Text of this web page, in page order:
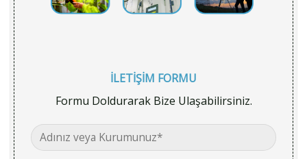
İLETİŞİM FORMU
Formu Doldurarak Bize Ulaşabilirsiniz.